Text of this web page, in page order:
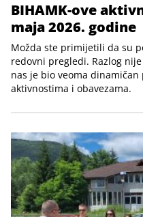
BIHAMK-ove
maja 2026. godine
Možda ste primijetili da su
redovni pregledi. Razlog
nas je bio veoma
aktivnostima i obavezama.